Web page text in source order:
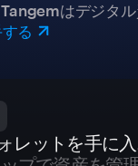
はデジタ
る
レットを手に